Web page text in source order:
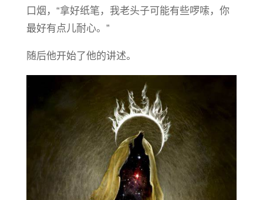
口烟，“拿好纸笔，我老头子可能有些啰嗦，你
最好有点儿耐心。”
随后他开始了他的讲述。